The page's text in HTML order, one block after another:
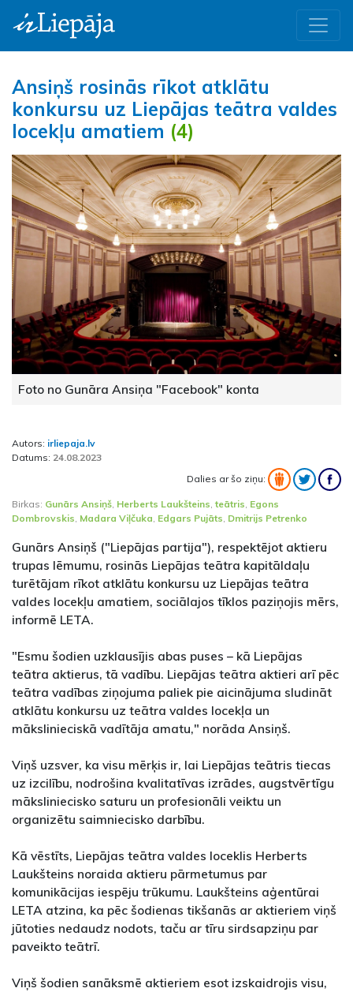
Ansiņš rosinās rīkot atklātu
konkursu uz Liepājas teātra valdes
locekļu amatiem (4)
Foto no Gunāra Ansiņa "Facebook" konta
Autors: irliepaja.lv
Datums: 24.08.2023
Dalies ar šo ziņu:
Birkas: Gunārs Ansiņš, Herberts Laukšteins,teātris, Egons
Dombrovskis, Madara Viļčuka, Edgars Pujāts, Dmitrijs Petrenko
Gunārs Ansiņš ("Liepājas partija"), respektējot aktieru
trupas lēmumu, rosinās Liepājas teātra kapitāldaļu
turētājam rīkot atklātu konkursu uz Liepājas teātra
valdes locekļu amatiem, sociālajos tīklos paziņojis mērs,
informē LETA.
"Esmu šodien uzklausījis abas puses – kā Liepājas
teātra aktierus, tā vadību. Liepājas teātra aktieri arī pēc
teātra vadības ziņojuma paliek pie aicinājuma sludināt
atklātu konkursu uz teātra valdes locekļa un
mākslinieciskā vadītāja amatu," norāda Ansiņš.
Viņš uzsver, ka visu mērķis ir, lai Liepājas teātris tiecas
uz izcilību, nodrošina kvalitatīvas izrādes, augstvērtīgu
māksliniecisko saturu un profesionāli veiktu un
organizētu saimniecisko darbību.
Kā vēstīts, Liepājas teātra valdes loceklis Herberts
Laukšteins noraida aktieru pārmetumus par
komunikācijas iespēju trūkumu. Laukšteins aģentūrai
LETA atzina, ka pēc šodienas tikšanās ar aktieriem viņš
jūtoties nedaudz nodots, taču ar tīru sirdsapziņu par
paveikto teātrī.
Viņš šodien sanāksmē aktieriem esot izskaidrojis visu,